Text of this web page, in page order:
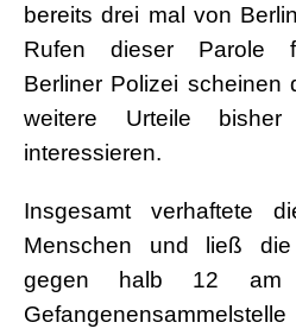
bereits drei mal von
Rufen dieser Parole
Berliner Polizei scheinen
weitere Urteile
interessieren.
Insgesamt verhaftete
Menschen und ließ
gegen halb 12 am